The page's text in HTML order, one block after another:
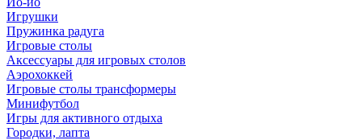
Игрушки
Пружинка радуга
Игровые столы
Аксессуары для игровых столов
Аэрохоккей
Игровые столы трансформеры
Минифутбол
Игры для активного отдыха
Городки, лапта